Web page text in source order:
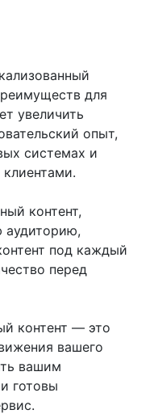
для
увеличить
опыт,
системах и
контент,
аудиторию,
под каждый
перед
контент — это
вашего
вашим
готовы